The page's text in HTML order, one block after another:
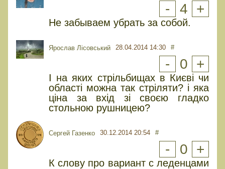
- 4 +
Не забываем убрать за собой.
Ярослав Лісовський 28.04.2014 14:30 #
- 0 +
І на яких стрільбищах в Києві чи
області можна так стріляти? і яка
ціна за вхід зі своєю гладко
стольною рушницею?
Сергей Газенко 30.12.2014 20:54 #
- 0 +
К слову про вариант с леденцами